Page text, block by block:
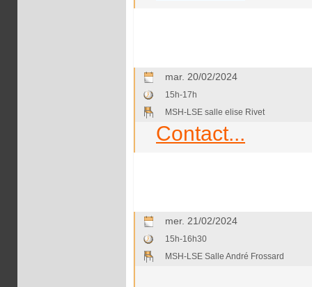
mar. 20/02/2024
15h-17h
MSH-LSE salle elise Rivet
Contact...
mer. 21/02/2024
15h-16h30
MSH-LSE Salle André Frossard